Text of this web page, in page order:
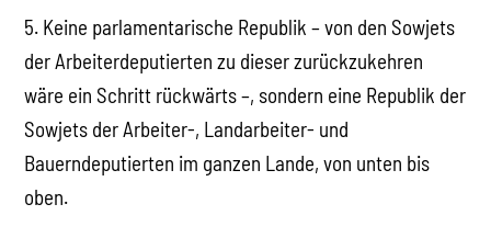
5. Keine parlamentarische Republik – von den Sowjets
der Arbeiterdeputierten zu dieser zurückzukehren
wäre ein Schritt rückwärts –, sondern eine Republik der
Sowjets der Arbeiter-, Landarbeiter- und
Bauerndeputierten im ganzen Lande, von unten bis
oben.